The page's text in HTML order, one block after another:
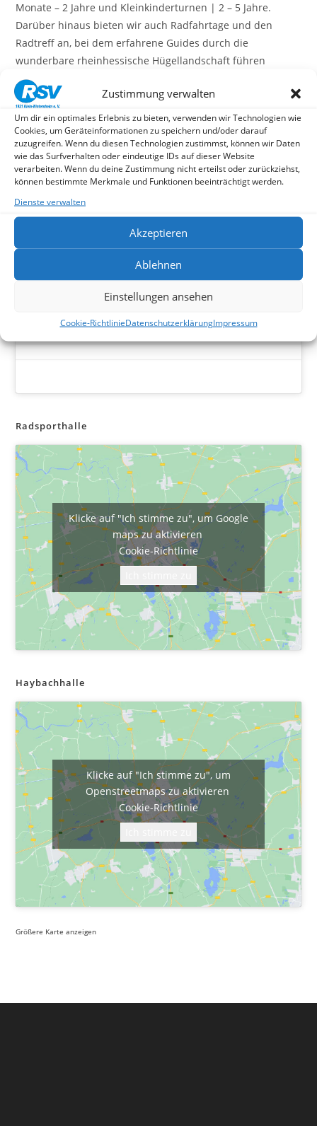
Zustimmung verwalten
Um dir ein optimales Erlebnis zu bieten, verwenden wir Technologien wie
Cookies, um Geräteinformationen zu speichern und/oder darauf
zuzugreifen. Wenn du diesen Technologien zustimmst, können wir Daten
wie das Surfverhalten oder eindeutige IDs auf dieser Website
verarbeiten. Wenn du deine Zustimmung nicht erteilst oder zurückziehst,
können bestimmte Merkmale und Funktionen beeinträchtigt werden.
Dienste verwalten
Akzeptieren
Ablehnen
Einstellungen ansehen
Cookie-RichtlinieDatenschutzerklärungImpressum
Monate – 2 Jahre und Kleinkinderturnen | 2 – 5 Jahre.
Darüber hinaus bieten wir auch Radfahrtage und den
Radtreff an, bei dem erfahrene Guides durch die
wunderbare rheinhessische Hügellandschaft führen
(Einkehrschwung meist inklusive).
Wir würden uns freuen euch in unserem Verein begrüßen
zu dürfen.
RSV Auf Facebook
Klicke auf "Ich stimme zu", um Facebook
zu aktivieren
Cookie-Richtlinie
Ich stimme zu
Radsporthalle
Klicke auf "Ich stimme zu", um Google
maps zu aktivieren
Cookie-Richtlinie
Haybachhalle
Klicke auf "Ich stimme zu", um
Openstreetmaps zu aktivieren
Cookie-Richtlinie
Größere Karte anzeigen